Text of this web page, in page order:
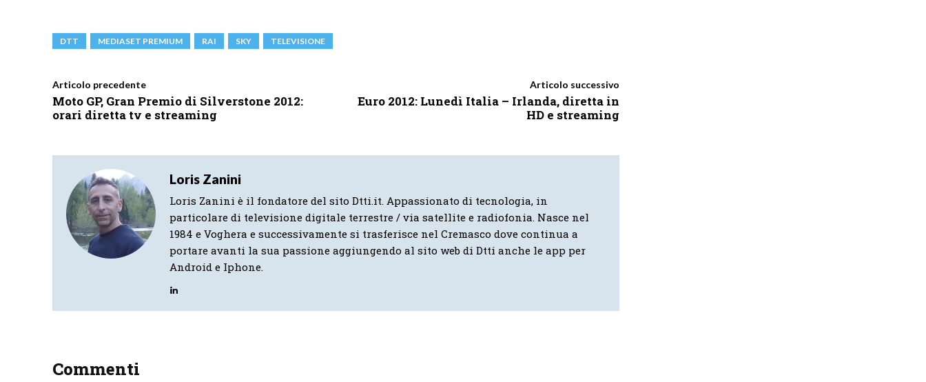
DTT MEDIASET PREMIUM RAI SKY TELEVISIONE
Articolo precedente
Moto GP, Gran Premio di Silverstone 2012:
orari diretta tv e streaming
Articolo successivo
Euro 2012: Lunedì Italia – Irlanda, diretta in
HD e streaming
Loris Zanini
Loris Zanini è il fondatore del sito Dtti.it. Appassionato di tecnologia, in
particolare di televisione digitale terrestre / via satellite e radiofonia. Nasce nel
1984 e Voghera e successivamente si trasferisce nel Cremasco dove continua a
portare avanti la sua passione aggiungendo al sito web di Dtti anche le app per
Android e Iphone.
Commenti